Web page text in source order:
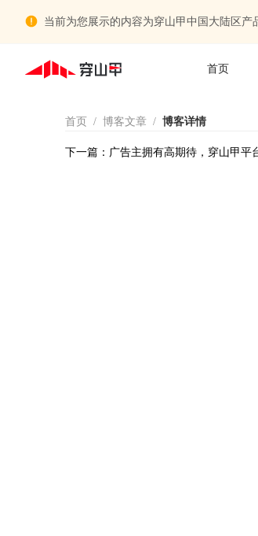
当前为您展示的内容为穿山甲中国大陆区
首页
首页 / 博客文章 / 博客详情
下一篇： 广告主拥有高期待，穿山甲平